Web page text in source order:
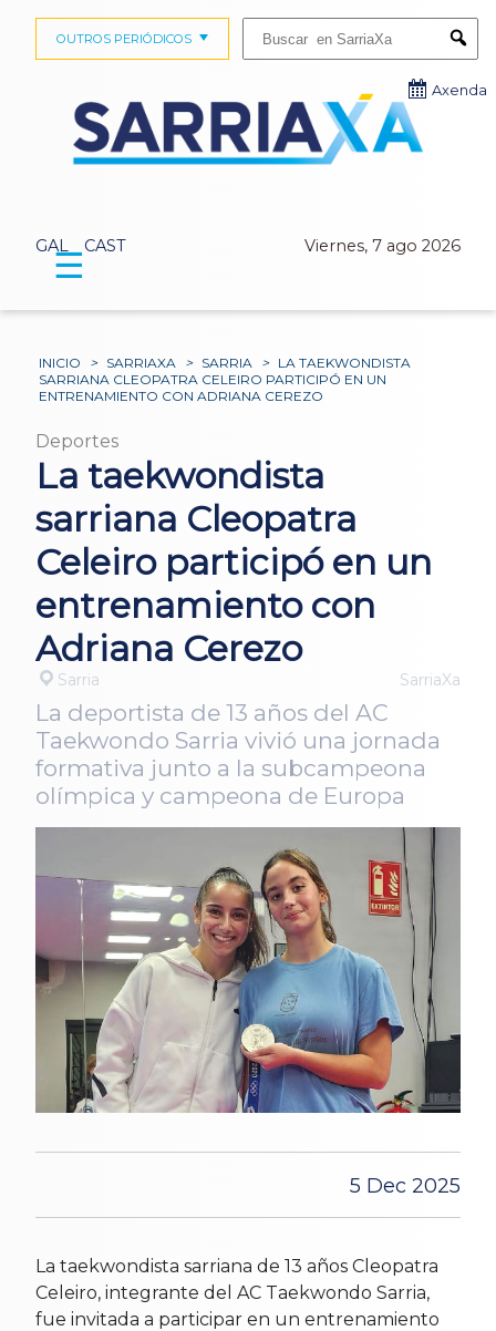
GAL CAST Viernes, 7 ago 2026
OUTROS PERIÓDICOS
Axenda
☰
INICIO > SARRIAXA > SARRIA > LA TAEKWONDISTA
SARRIANA CLEOPATRA CELEIRO PARTICIPÓ EN UN
ENTRENAMIENTO CON ADRIANA CEREZO
Deportes
La taekwondista
sarriana Cleopatra
Celeiro participó en un
entrenamiento con
Adriana Cerezo
Sarria SarriaXa
La deportista de 13 años del AC
Taekwondo Sarria vivió una jornada
formativa junto a la subcampeona
olímpica y campeona de Europa
5 Dec 2025
La taekwondista sarriana de 13 años Cleopatra
Celeiro, integrante del AC Taekwondo Sarria,
fue invitada a participar en un entrenamiento